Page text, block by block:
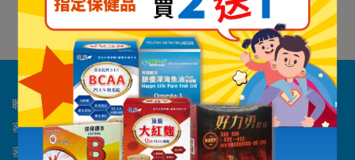
加入購物車 加入購物車
聯絡資訊
客服專線：03-363-1517 #130
客服時間：9:00am - 18:00pm(客服電話時間)